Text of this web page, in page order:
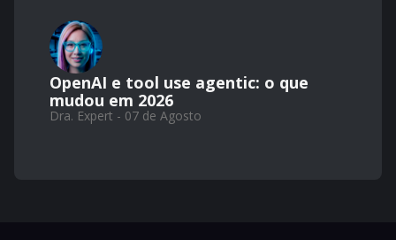
OpenAI e tool use agentic: o que
mudou em 2026
Dra. Expert - 07 de Agosto